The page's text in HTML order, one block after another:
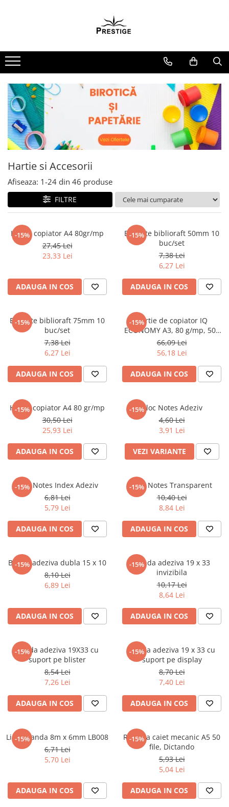
Noutati
Promotii
Pachete Speciale Carti
Spiritualitate - Ezoterism
AngelConnection
Arte Divinatorii
Astrologie
Dezvoltare Spirituala
KidConnection
Minte Corp
Numerologie
Paranormal
Ramtha
ReConnect
Religie
Crestinism
ScienceConnection
SelfConnect
Vindecare Spirituala
Sanatate
Gastronomik
MedConnect
Medicina & Farmacie
Medicina Pentru Toti
SealfHealing
Starea de bine
Terapii Alternative
Beletristica
Biografii, Memorii, Jurnale
Carti pentru Adolescenti, Young
Adult
Crime, Thriller, Mistery
Literatura Romana
Literatura Universala
Poezie
Romane de dragoste, Carti
romantice
Senzatii/Erotic
Senzatii/Suspans
Hartie si Accesorii
Afiseaza: 1-24 din 46 produse
FILTRE
-15%
Hartie copiator A4 80gr/mp
27,45 Lei
23,33 Lei
ADAUGA IN COS
-15%
Etichete biblioraft 50mm 10
buc/set
7,38 Lei
6,27 Lei
ADAUGA IN COS
-15%
Etichete biblioraft 75mm 10
buc/set
7,38 Lei
6,27 Lei
ADAUGA IN COS
-15%Hartie de copiator IQ
ECONOMY A3, 80 g/mp, 500
coli/top
66,09 Lei
56,18 Lei
ADAUGA IN COS
-15%
Hartie copiator A4 80 gr/mp
30,50 Lei
25,93 Lei
ADAUGA IN COS
-15%Bloc Notes Adeziv
4,60 Lei
3,91 Lei
VEZI VARIANTE
-15%
Bloc Notes Index Adeziv
6,81 Lei
5,79 Lei
ADAUGA IN COS
-15%
Bloc Notes Transparent
10,40 Lei
8,84 Lei
ADAUGA IN COS
-15%
Banda adeziva dubla 15 x 10
8,10 Lei
6,89 Lei
ADAUGA IN COS
-15%
Banda adeziva 19 x 33
invizibila
10,17 Lei
8,64 Lei
ADAUGA IN COS
-15%
Banda adeziva 19X33 cu
suport pe blister
8,54 Lei
7,26 Lei
ADAUGA IN COS
-15%
Banda adeziva 19 x 33 cu
suport pe display
8,70 Lei
7,40 Lei
ADAUGA IN COS
-15%
Lipici banda 8m x 6mm LB008
6,71 Lei
5,70 Lei
ADAUGA IN COS
-15%
Rezerva caiet mecanic A5 50
file, Dictando
5,93 Lei
5,04 Lei
ADAUGA IN COS